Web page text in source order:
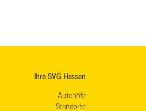
Ihre SVG Hessen
Autohöfe
Standorte